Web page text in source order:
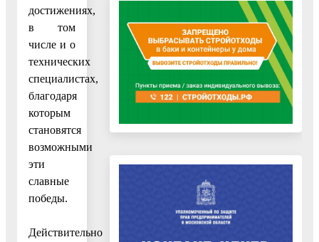
достижениях,
в том
числе и о
технических
специалистах,
благодаря
которым
становятся
возможными
эти
славные
победы.
Действительно